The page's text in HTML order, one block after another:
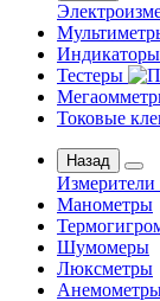
Индикаторы
Тестеры
Токовые
Назад
Манометры
Шумомеры
Люксметры